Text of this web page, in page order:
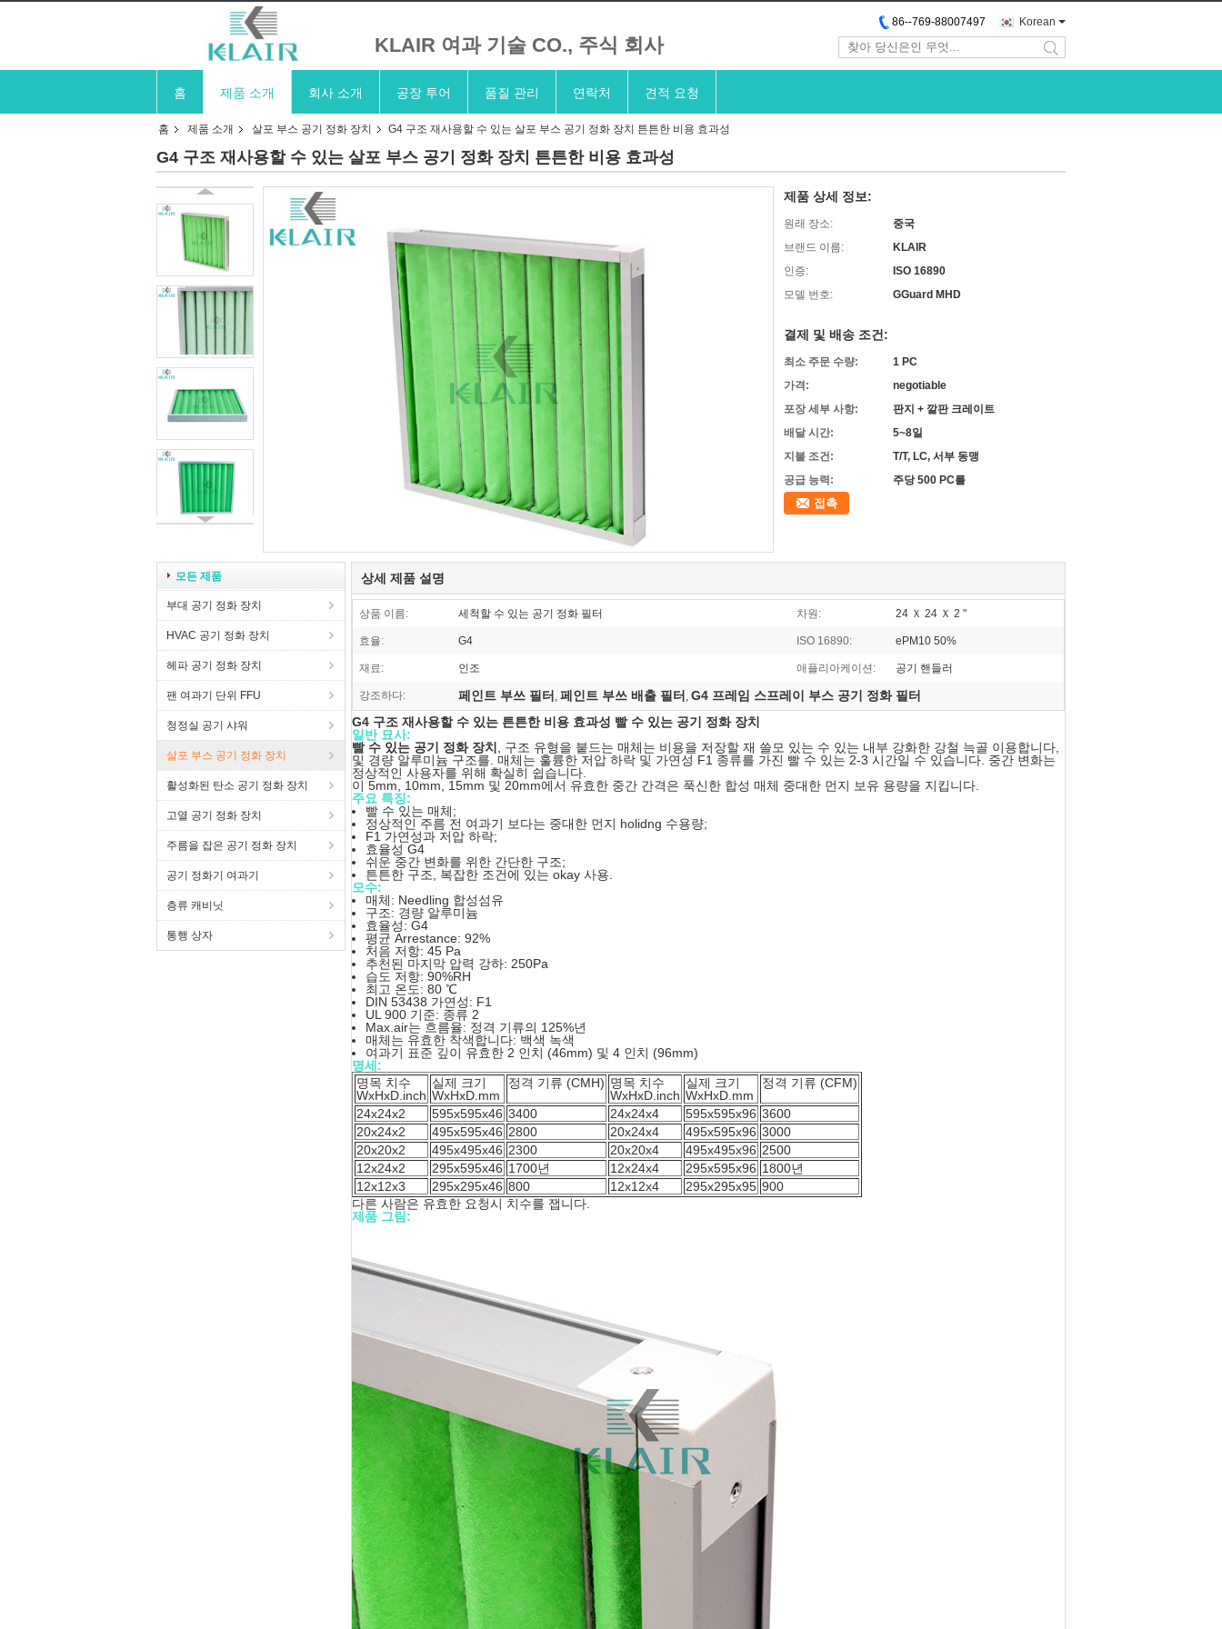
KLAIR 여과 기술 CO., 주식 회사
Korean
86--769-88007497
search
홈 제품 소개 회사 소개 공장 투어 품질 관리 연락처 견적 요청
홈 제품 소개 살포 부스 공기 정화 장치 G4 구조 재사용할 수 있는 살포 부스 공기 정화 장치 튼튼한 비용 효과성
G4 구조 재사용할 수 있는 살포 부스 공기 정화 장치 튼튼한 비용 효과성
제품 상세 정보:
원래 장소:
중국
브랜드 이름:
KLAIR
인증:
ISO 16890
모델 번호:
GGuard MHD
결제 및 배송 조건:
최소 주문 수량:
1 PC
가격:
negotiable
포장 세부 사항:
판지 + 깔판 크레이트
배달 시간:
5~8일
지불 조건:
T/T, LC, 서부 동맹
공급 능력:
주당 500 PC를
접촉
모든 제품
부대 공기 정화 장치
HVAC 공기 정화 장치
헤파 공기 정화 장치
팬 여과기 단위 FFU
청정실 공기 샤워
살포 부스 공기 정화 장치
활성화된 탄소 공기 정화 장치
고열 공기 정화 장치
주름을 잡은 공기 정화 장치
공기 정화기 여과기
층류 캐비닛
통행 상자
상세 제품 설명
상품 이름: 세척할 수 있는 공기 정화 필터 차원: 24 Ｘ 24 Ｘ 2 "
효율: G4 ISO 16890: ePM10 50%
재료: 인조 애플리아케이션: 공기 핸들러
강조하다: 페인트 부쓰 필터 , 페인트 부쓰 배출 필터 , G4 프레임 스프레이 부스 공기 정화 필터
G4 구조 재사용할 수 있는 튼튼한 비용 효과성 빨 수 있는 공기 정화 장치
일반 묘사:
빨 수 있는 공기 정화 장치
, 구조 유형을 붙드는 매체는 비용을 저장할 재 쓸모 있는 수 있는 내부 강화한 강철 늑골 이용합니다,
및 경량 알루미늄 구조를. 매체는 훌륭한 저압 하락 및 가연성 F1 종류를 가진 빨 수 있는 2-3 시간일 수 있습니다. 중간 변화는
정상적인 사용자를 위해 확실히 쉽습니다.
이 5mm, 10mm, 15mm 및 20mm에서 유효한 중간 간격은 푹신한 합성 매체 중대한 먼지 보유 용량을 지킵니다.
주요 특징:
빨 수 있는 매체;
정상적인 주름 전 여과기 보다는 중대한 먼지 holidng 수용량;
F1 가연성과 저압 하락;
효율성 G4
쉬운 중간 변화를 위한 간단한 구조;
튼튼한 구조, 복잡한 조건에 있는 okay 사용.
모수:
매체: Needling 합성섬유
구조: 경량 알루미늄
효율성: G4
평균 Arrestance: 92%
처음 저항: 45 Pa
추천된 마지막 압력 강하: 250Pa
습도 저항: 90%RH
최고 온도: 80 ℃
DIN 53438 가연성: F1
UL 900 기준: 종류 2
Max.air는 흐름율: 정격 기류의 125%년
매체는 유효한 착색합니다: 백색 녹색
여과기 표준 깊이 유효한 2 인치 (46mm) 및 4 인치 (96mm)
명세:
명목 치수
WxHxD.inch
실제 크기
WxHxD.mm
정격 기류 (CMH) 명목 치수
WxHxD.inch
실제 크기
WxHxD.mm
정격 기류 (CFM)
24x24x2 595x595x46 3400 24x24x4 595x595x96 3600
20x24x2
495x595x46 2800 20x24x4 495x595x96 3000
20x20x2
495x495x46 2300 20x20x4 495x495x96 2500
12x24x2
295x595x46 1700년 12x24x4 295x595x96 1800년
12x12x3
295x295x46 800 12x12x4 295x295x95 900
다른 사람은 유효한 요청시 치수를 잽니다.
제품 그림: